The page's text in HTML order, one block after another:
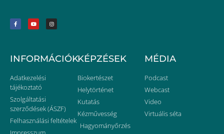
INFORMÁCIÓK
Adatkezelési
tájékoztató
Szolgáltatási
szerződések (ÁSZF)
Felhasználási feltételek
KÉPZÉSEK
Biokertészet
Helytörténet
Kutatás
Kézművesség
Hagyományőrzés
MÉDIA
Podcast
Webcast
Video
Virtuális séta